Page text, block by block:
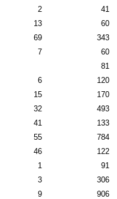
2
41
13
60
69
343
7
60
81
6
120
15
170
32
493
41
133
55
784
46
122
1
91
3
306
9
906